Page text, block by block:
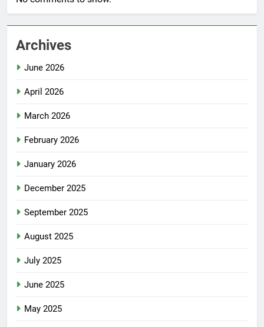
Archives
June 2026
April 2026
March 2026
February 2026
January 2026
December 2025
September 2025
August 2025
July 2025
June 2025
May 2025